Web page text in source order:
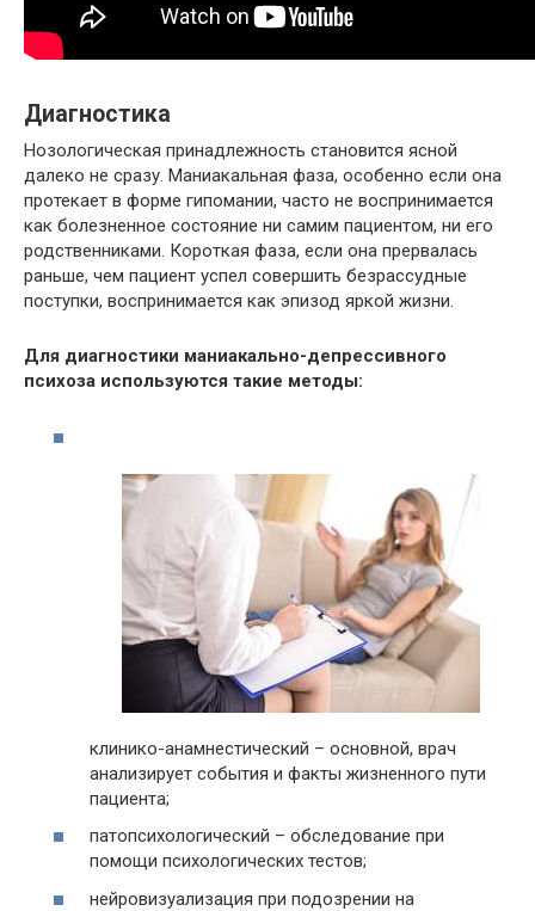
Диагностика
Нозологическая принадлежность становится ясной
далеко не сразу. Маниакальная фаза, особенно если она
протекает в форме гипомании, часто не воспринимается
как болезненное состояние ни самим пациентом, ни его
родственниками. Короткая фаза, если она прервалась
раньше, чем пациент успел совершить безрассудные
поступки, воспринимается как эпизод яркой жизни.
Для диагностики маниакально-депрессивного
психоза используются такие методы:
клинико-анамнестический – основной, врач
анализирует события и факты жизненного пути
пациента;
патопсихологический – обследование при
помощи психологических тестов;
нейровизуализация при подозрении на